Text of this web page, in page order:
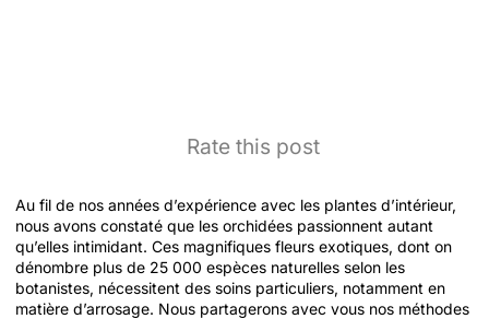
Rate this post
Au fil de nos années d’expérience avec les plantes d’intérieur,
nous avons constaté que les orchidées passionnent autant
qu’elles intimidant. Ces magnifiques fleurs exotiques, dont on
dénombre plus de 25 000 espèces naturelles selon les
botanistes, nécessitent des soins particuliers, notamment en
matière d’arrosage. Nous partagerons avec vous nos méthodes